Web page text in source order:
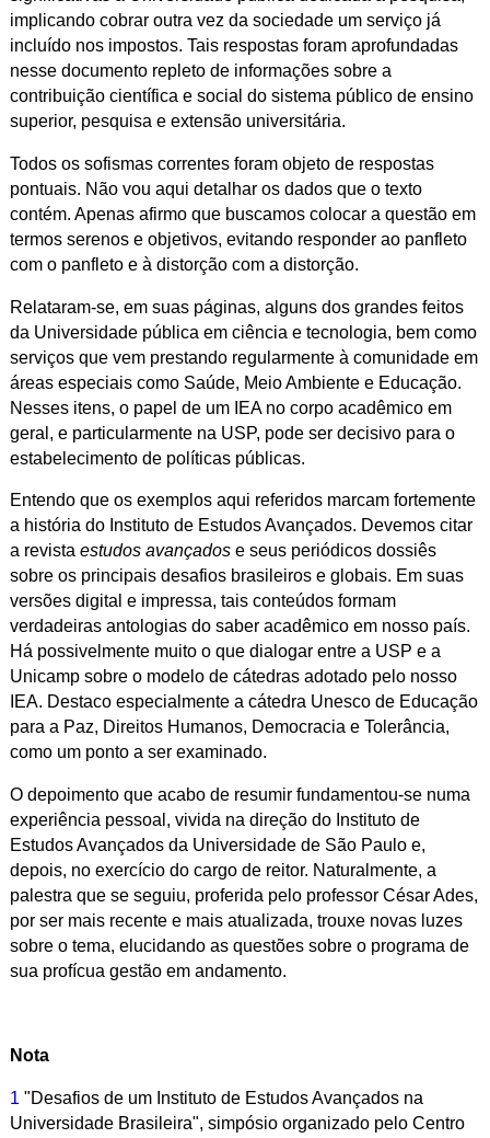
implicando cobrar outra vez da sociedade um serviço já
incluído nos impostos. Tais respostas foram aprofundadas
nesse documento repleto de informações sobre a
contribuição científica e social do sistema público de ensino
superior, pesquisa e extensão universitária.
Todos os sofismas correntes foram objeto de respostas
pontuais. Não vou aqui detalhar os dados que o texto
contém. Apenas afirmo que buscamos colocar a questão em
termos serenos e objetivos, evitando responder ao panfleto
com o panfleto e à distorção com a distorção.
Relataram-se, em suas páginas, alguns dos grandes feitos
da Universidade pública em ciência e tecnologia, bem como
serviços que vem prestando regularmente à comunidade em
áreas especiais como Saúde, Meio Ambiente e Educação.
Nesses itens, o papel de um IEA no corpo acadêmico em
geral, e particularmente na USP, pode ser decisivo para o
estabelecimento de políticas públicas.
Entendo que os exemplos aqui referidos marcam fortemente
a história do Instituto de Estudos Avançados. Devemos citar
a revista estudos avançados e seus periódicos dossiês
sobre os principais desafios brasileiros e globais. Em suas
versões digital e impressa, tais conteúdos formam
verdadeiras antologias do saber acadêmico em nosso país.
Há possivelmente muito o que dialogar entre a USP e a
Unicamp sobre o modelo de cátedras adotado pelo nosso
IEA. Destaco especialmente a cátedra Unesco de Educação
para a Paz, Direitos Humanos, Democracia e Tolerância,
como um ponto a ser examinado.
O depoimento que acabo de resumir fundamentou-se numa
experiência pessoal, vivida na direção do Instituto de
Estudos Avançados da Universidade de São Paulo e,
depois, no exercício do cargo de reitor. Naturalmente, a
palestra que se seguiu, proferida pelo professor César Ades,
por ser mais recente e mais atualizada, trouxe novas luzes
sobre o tema, elucidando as questões sobre o programa de
sua profícua gestão em andamento.
Nota
1 "Desafios de um Instituto de Estudos Avançados na
Universidade Brasileira", simpósio organizado pelo Centro